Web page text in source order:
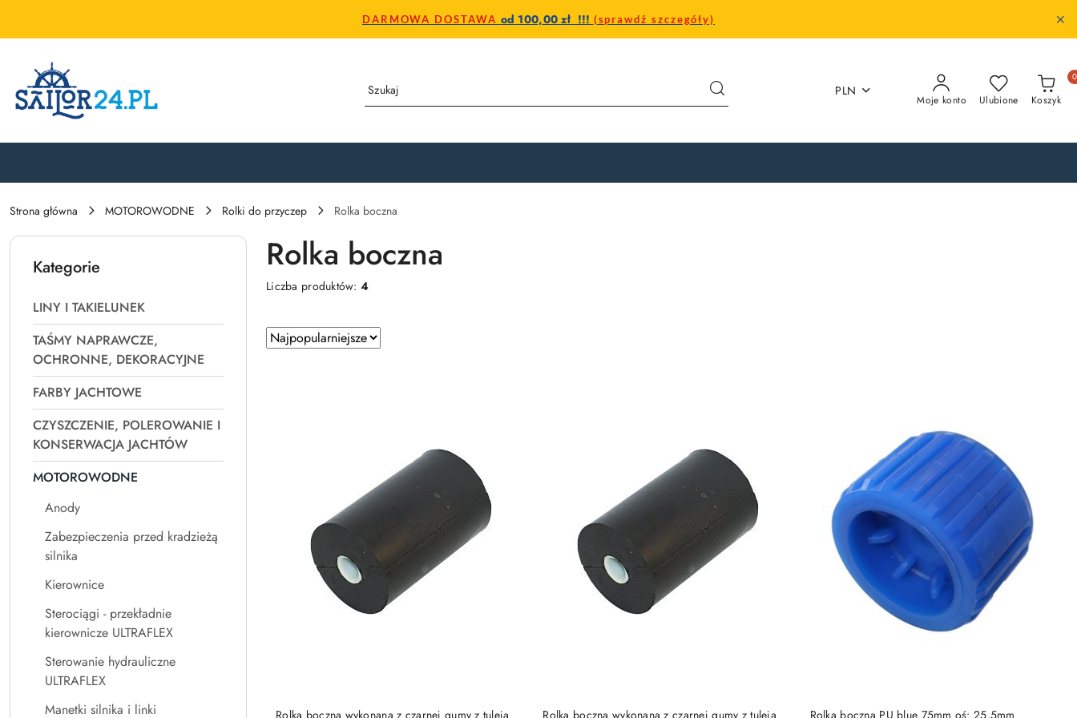
DARMOWA DOSTAWA od 100,00 zł !!! (sprawdź szczegóły)
PLN
Moje konto Ulubione Koszyk
0
Strona główna MOTOROWODNE Rolki do przyczep Rolka boczna
Kategorie
LINY I TAKIELUNEK
TAŚMY NAPRAWCZE,
OCHRONNE, DEKORACYJNE
FARBY JACHTOWE
CZYSZCZENIE, POLEROWANIE I
KONSERWACJA JACHTÓW
MOTOROWODNE
Anody
Zabezpieczenia przed kradzieżą
silnika
Kierownice
Sterociągi - przekładnie
kierownicze ULTRAFLEX
Sterowanie hydrauliczne
ULTRAFLEX
Manetki silnika i linki
Rolka boczna
Liczba produktów:4
Zastosowano
sortowanie:
Sortuj
według
DO KOSZYKA DO KOSZYKA PRODUKT NIEDOSTĘPNY